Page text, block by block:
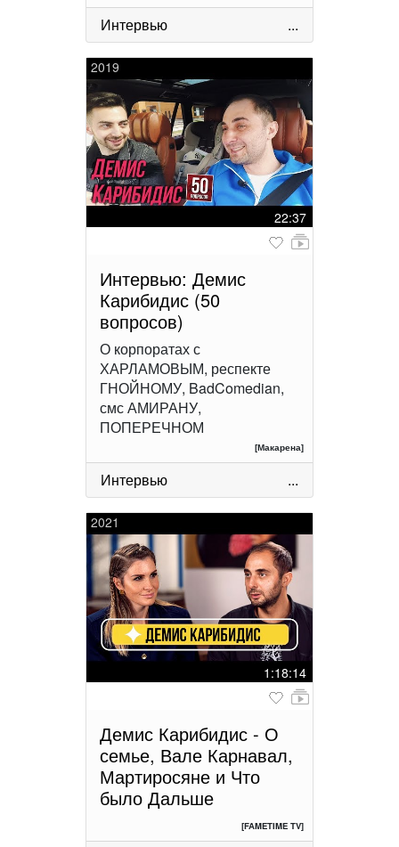
Интервью ...
2019
22:37
Интервью: Демис
Карибидис (50
вопросов)
О корпоратах с
ХАРЛАМОВЫМ, респекте
ГНОЙНОМУ, BadComedian,
смс АМИРАНУ,
ПОПЕРЕЧНОМ
[Макарена]
Интервью ...
2021
1:18:14
Демис Карибидис - О
семье, Вале Карнавал,
Мартиросяне и Что
было Дальше
[FAMETIME TV]